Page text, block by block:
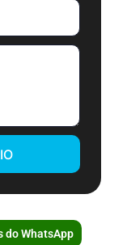
do WhatsApp